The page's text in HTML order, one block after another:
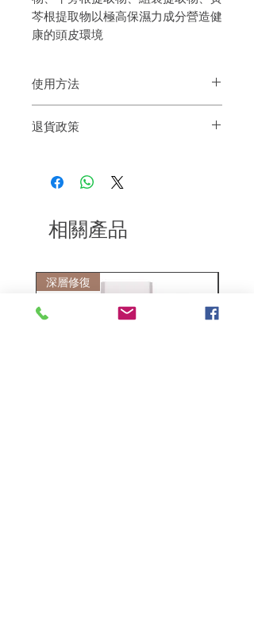
芩根提取物以極高保濕力成分營造健
康的頭皮環境
使用方法
（乾髮亦可使用）
灑，使之到達頭皮
噴灑，使之到達整個頭皮
■步驟 4：按摩頭皮。
退貨政策
到我們的產品後的前7天內通過電子郵件
相關產品
深層修復